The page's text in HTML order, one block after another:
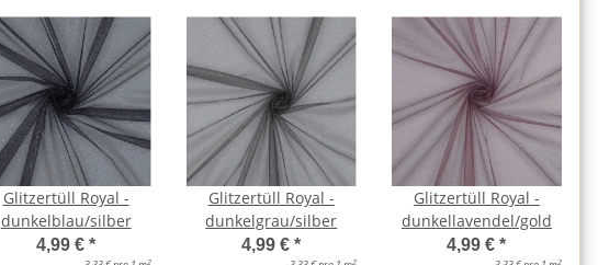
Glitzertüll Royal -
dunkelblau/silber
4,99 €*
2
Glitzertüll Royal -
dunkelgrau/silber
4,99 €*
2
Glitzertüll Royal -
dunkellavendel/gold
4,99 €*
2